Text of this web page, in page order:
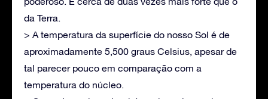
da Terra.
> A temperatura da superfície do nosso Sol é de
aproximadamente 5,500 graus Celsius, apesar de
tal parecer pouco em comparação com a
temperatura do núcleo.